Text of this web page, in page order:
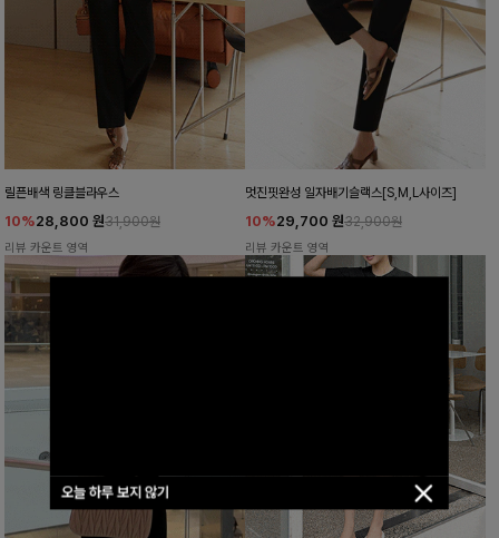
오늘 하루 보지 않기
릴픈배색 링클블라우스
10%28,800 원31,900원
리뷰 카운트 영역
멋진핏완성 일자배기슬랙스[S,M,L사이즈]
10%29,700 원32,900원
리뷰 카운트 영역